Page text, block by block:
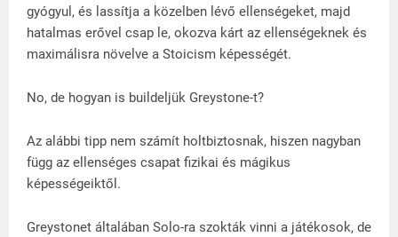
gyógyul, és lassítja a közelben lévő ellenségeket, majd
hatalmas erővel csap le, okozva kárt az ellenségeknek és
maximálisra növelve a Stoicism képességét.
No, de hogyan is buildeljük Greystone-t?
Az alábbi tipp nem számít holtbiztosnak, hiszen nagyban
függ az ellenséges csapat fizikai és mágikus
képességeiktől.
Greystonet általában Solo-ra szokták vinni a játékosok, de